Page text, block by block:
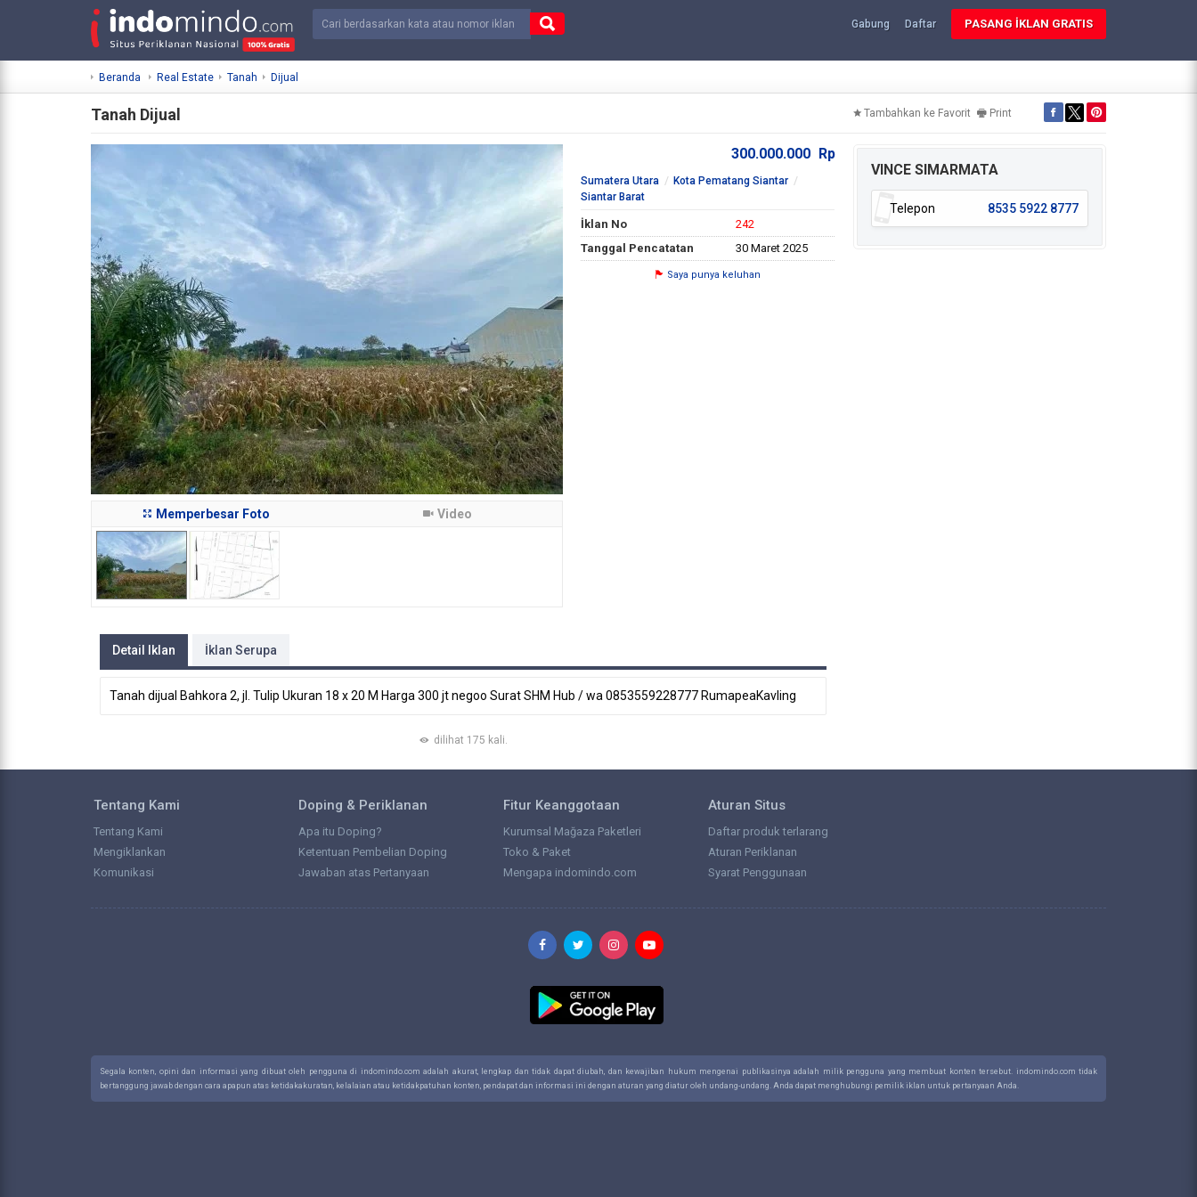
Gabung Daftar PASANG İKLAN GRATIS
Beranda Real Estate Tanah Dijual
Tanah Dijual Tambahkan ke Favorit Print
Memperbesar Foto Video
300.000.000 Rp
Sumatera Utara
Kota Pematang Siantar
Siantar Barat
İklan No
242
Tanggal Pencatatan
30 Maret 2025
Saya punya keluhan
Detail Iklan İklan Serupa
Tanah dijual Bahkora 2, jl. Tulip Ukuran 18 x 20 M Harga 300 jt negoo Surat SHM Hub / wa 0853559228777 RumapeaKavling
dilihat 175 kali.
VINCE SIMARMATA
Telepon 8535 5922 8777
Tentang Kami
Tentang Kami
Mengiklankan
Komunikasi
Doping & Periklanan
Apa itu Doping?
Ketentuan Pembelian Doping
Jawaban atas Pertanyaan
Fitur Keanggotaan
Kurumsal Mağaza Paketleri
Toko & Paket
Mengapa indomindo.com
Aturan Situs
Daftar produk terlarang
Aturan Periklanan
Syarat Penggunaan
Segala konten, opini dan informasi yang dibuat oleh pengguna di indomindo.com adalah akurat, lengkap dan tidak dapat diubah, dan kewajiban hukum mengenai publikasinya adalah milik pengguna yang membuat konten tersebut. indomindo.com tidak
bertanggung jawab dengan cara apapun atas ketidakakuratan, kelalaian atau ketidakpatuhan konten, pendapat dan informasi ini dengan aturan yang diatur oleh undang-undang. Anda dapat menghubungi pemilik iklan untuk pertanyaan Anda.